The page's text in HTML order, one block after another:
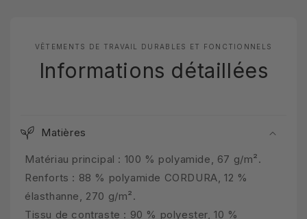
VÊTEMENTS DE TRAVAIL DURABLES ET FONCTIONNELS
Informations détaillées
Matières
Matériau principal : 100 % polyamide, 67 g/m².
Renforts : 88 % polyamide CORDURA, 12 %
élasthanne, 270 g/m².
Tissu de contraste : 90 % polyester, 10 %